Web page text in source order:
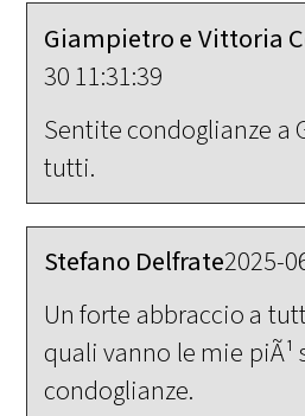
Giampietro e Vittoria
30 11:31:39
Sentite condoglianze a
tutti.
Stefano Delfrate2025-
Un forte abbraccio a
quali vanno le mie piÃ¹
condoglianze.